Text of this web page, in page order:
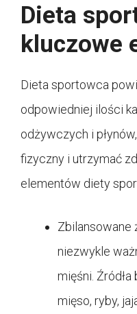
Dieta
kluczowe
Dieta sportowca
odpowiedniej ilości
odżywczych i
fizyczny i utrzymać
elementów diety
Zbilansowane
niezwykle
mięśni.
mięso, ryby,